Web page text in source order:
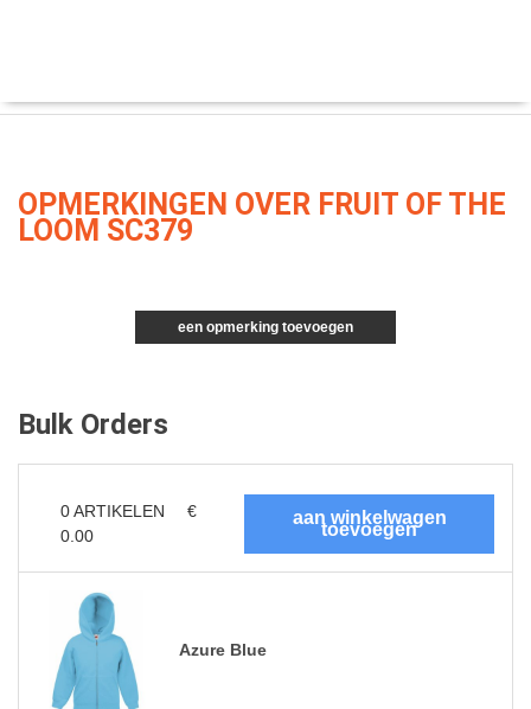
OPMERKINGEN OVER FRUIT OF THE
LOOM SC379
een opmerking toevoegen
Bulk Orders
0ARTIKELEN
€
0.00
Azure Blue